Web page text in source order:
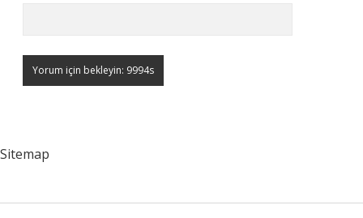
Sitemap